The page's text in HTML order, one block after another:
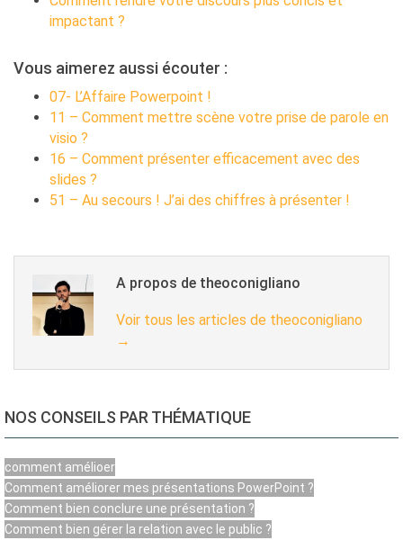
impactant ?
Vous aimerez aussi écouter :
07- L’Affaire Powerpoint !
11 – Comment mettre scène votre prise de parole en
visio ?
16 – Comment présenter efficacement avec des
slides ?
51 – Au secours ! J’ai des chiffres à présenter !
A propos de theoconigliano
Voir tous les articles de theoconigliano
→
NOS CONSEILS PAR THÉMATIQUE
comment amélioer
Comment améliorer mes présentations PowerPoint ?
Comment bien conclure une présentation ?
Comment bien gérer la relation avec le public ?